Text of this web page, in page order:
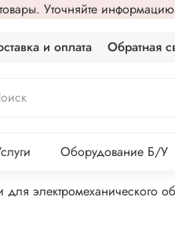
Уточняйте
и оплата Обратная
Оборудование Б/У
для электромеханического